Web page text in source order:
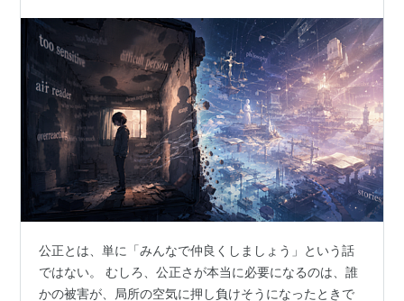
公正とは、単に「みんなで仲良くしましょう」という話
ではない。 むしろ、公正さが本当に必要になるのは、誰
かの被害が、局所の空気に押し負けそうになったときで